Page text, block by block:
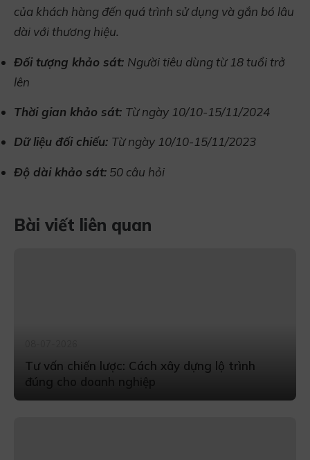
của khách hàng đến quá trình sử dụng và gắn bó lâu
dài với thương hiệu.
Đối tượng khảo sát: Người tiêu dùng từ 18 tuổi trở
lên
Thời gian khảo sát: Từ ngày 10/10-15/11/2024
Dữ liệu đối chiếu: Từ ngày 10/10-15/11/2023
Độ dài khảo sát: 50 câu hỏi
Bài viết liên quan
Tư vấn chiến lược: Cách xây dựng lộ trình
đúng cho doanh nghiệp